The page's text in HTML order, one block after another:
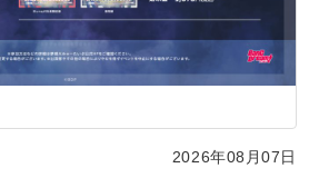
2026年08月07日